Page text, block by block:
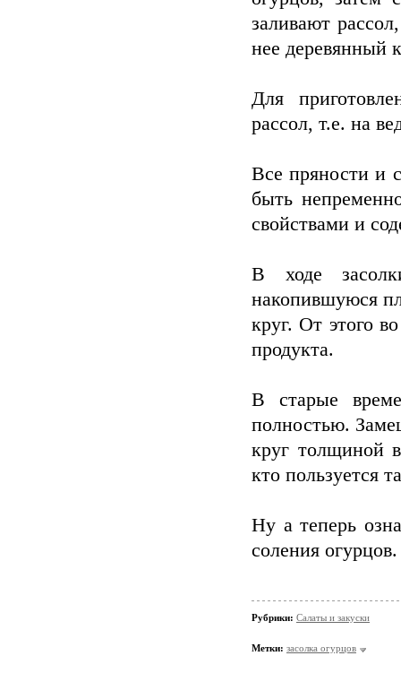
заливают
нее деревянный
Для
рассол, т.е. на
Все пряности и
быть
свойствами и
В ходе
накопившуюся
круг. От этого
продукта.
В старые
полностью.
круг толщиной
кто пользуется
Ну а теперь
соления огурцов.
Рубрики: Салаты и закуски
Метки: засолка огурцов